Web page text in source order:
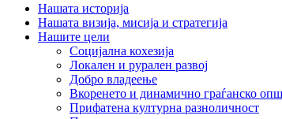
Нашата историја
Нашата визија, мисија и стратегија
Нашите цели
Социјална кохезија
Локален и рурален развој
Добро владеење
Вкоренето и динамично граѓанско
Прифатена културна разноличност